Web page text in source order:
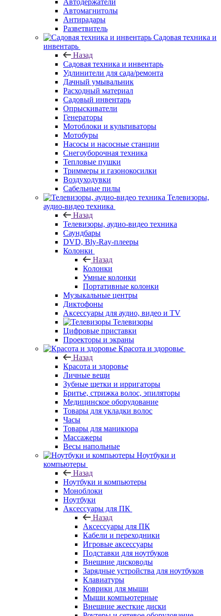
Автодержатели
Автомагнитолы
Антирадары
Разветвитель
Садовая техника и
инвентарь
Назад
Садовая техника и инвентарь
Удлинители для сада/ремонта
Дачный умывальник
Расходный материал
Садовый инвентарь
Опрыскиватели
Генераторы
Мотоблоки и культиваторы
Мотобуры
Насосы и насосные станции
Снегоуборочная техника
Тепловые пушки
Триммеры и газонокосилки
Воздуходувки
Сабельные пилы
Телевизоры,
аудио-видео техника
Назад
Телевизоры, аудио-видео техника
Саундбары
DVD, Bly-Ray-плееры
Колонки
Назад
Колонки
Умные колонки
Портативные колонки
Музыкальные центры
Диктофоны
Аксессуары для аудио, видео и TV
Телевизоры
Цифровые приставки
Проекторы и экраны
Красота и здоровье
Назад
Красота и здоровье
Личные вещи
Зубные щетки и ирригаторы
Бритье, стрижка волос, эпиляторы
Медицинское оборудование
Товары для укладки волос
Часы
Товары для маникюра
Массажеры
Весы напольные
Ноутбуки и
компьютеры
Назад
Ноутбуки и компьютеры
Моноблоки
Ноутбуки
Аксессуары для ПК
Назад
Аксессуары для ПК
Кабели и переходники
Игровые аксессуары
Подставки для ноутбуков
Внешние дисководы
Зарядные устройства для ноутбуков
Клавиатуры
Коврики для мыши
Мыши компьютерные
Внешние жесткие диски